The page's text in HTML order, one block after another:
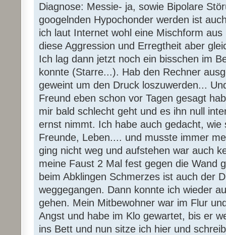
Diagnose: Messie- ja, sowie Bipolare
googelnden Hypochonder werden ist
ich laut Internet wohl eine Mischform
diese Aggression und Erregtheit aber
Ich lag dann jetzt noch ein bisschen im
konnte (Starre...). Hab den Rechner
geweint um den Druck loszuwerden...
Freund eben schon vor Tagen gesagt
mir bald schlecht geht und es ihn null
ernst nimmt. Ich habe auch gedacht, wie
Freunde, Leben.... und musste immer
ging nicht weg und aufstehen war auch
meine Faust 2 Mal fest gegen die Wand
beim Abklingen Schmerzes ist auch der
weggegangen. Dann konnte ich wieder
gehen. Mein Mitbewohner war im Flur
Angst und habe im Klo gewartet, bis er
ins Bett und nun sitze ich hier und